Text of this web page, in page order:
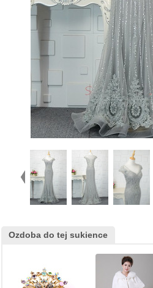
Ozdoba do tej sukience